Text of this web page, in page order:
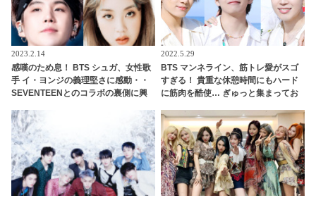
2023.2.14
感嘆のため息！ BTS シュガ、女性歌
手 イ・ヨンジの義理堅さに感動・・
SEVENTEENとのコラボの裏側に興
2022.5.29
BTS マンネライン、筋トレ愛がスゴ
すぎる！ 貴重な休憩時間にもハード
に筋肉を酷使… ぎゅっと集まってお
レーニング風景がかわいすぎるとフ
ァンくぎづけ